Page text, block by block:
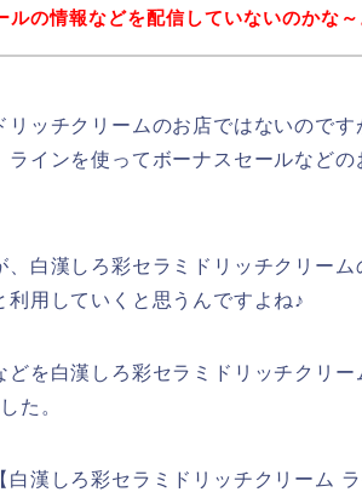
ルの情報などを配信していないのかな～
ッチクリームのお店ではないのです
インを使ってボーナスセールなどの
、白漢しろ彩セラミドリッチクリー
用していくと思うんですよね♪
を白漢しろ彩セラミドリッチクリー
た。
漢しろ彩セラミドリッチクリーム